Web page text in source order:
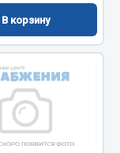
В корзину